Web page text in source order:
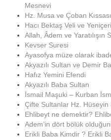
Mesnevi
Hz. Musa ve Çoban
Hacı Bektaş Veli ve
Allah, Âdem ve Yaratılışın
Kevser Suresi
Ayasofya müze olarak
Akyazılı Sultan ve Demir
Hafız Yemini Efendi
Akyazılı Baba Sultan
İsmail Maşuki – Kurban
Çifte Sultanlar Hz. Hüseyin
Ehlibeyt ne demektir?
Adem’in dört bölük
Erikli Baba Kimdir ? Erikli